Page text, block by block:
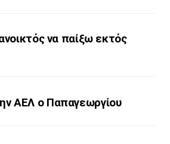
να παίξω εκτός
ΑΕΛ ο Παπαγεωργίου